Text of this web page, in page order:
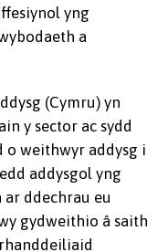
yng
a
(Cymru) yn
y sector ac sydd
o weithwyr addysg i
addysgol yng
ar ddechrau eu
gydweithio â saith